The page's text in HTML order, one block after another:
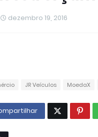
dezembro 19, 2016
JR Veículos MoedaX